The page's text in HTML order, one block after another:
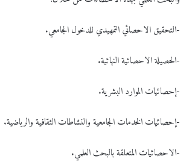
-التحقيق الاحصائي التمهيدي للدخول الجامعي.
-الحصيلة الاحصائية النهائية.
-إحصائيات الموارد البشرية.
-إحصائيات الخدمات الجامعية والنشاطات الثقافية والرياضية.
-الاحصائيات المتعلقة بالبحث العلمي.